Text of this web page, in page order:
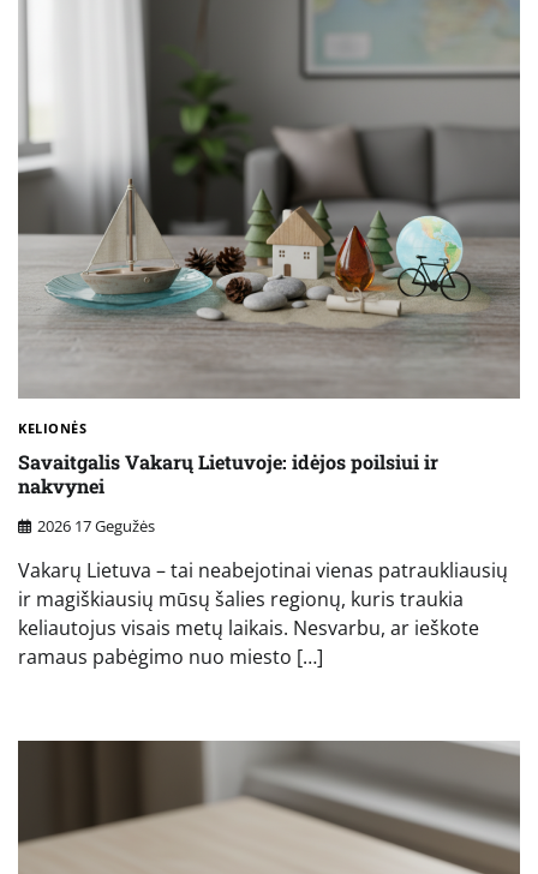
KELIONĖS
Savaitgalis Vakarų Lietuvoje: idėjos poilsiui ir
nakvynei
2026 17 Gegužės
Vakarų Lietuva – tai neabejotinai vienas patraukliausių
ir magiškiausių mūsų šalies regionų, kuris traukia
keliautojus visais metų laikais. Nesvarbu, ar ieškote
ramaus pabėgimo nuo miesto […]